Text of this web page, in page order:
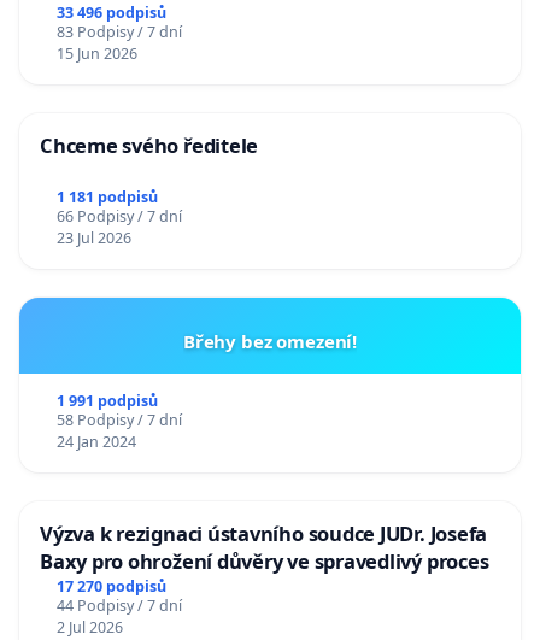
33 496 podpisů
83 Podpisy / 7 dní
15 Jun 2026
Chceme svého ředitele
1 181 podpisů
66 Podpisy / 7 dní
23 Jul 2026
Břehy bez omezení!
1 991 podpisů
58 Podpisy / 7 dní
24 Jan 2024
Výzva k rezignaci ústavního soudce JUDr. Josefa
Baxy pro ohrožení důvěry ve spravedlivý proces
17 270 podpisů
44 Podpisy / 7 dní
2 Jul 2026